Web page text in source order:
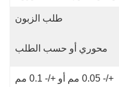
طلب الزبون
محوري أو حسب الطلب
+/- 0.05 مم أو +/- 0.1 مم